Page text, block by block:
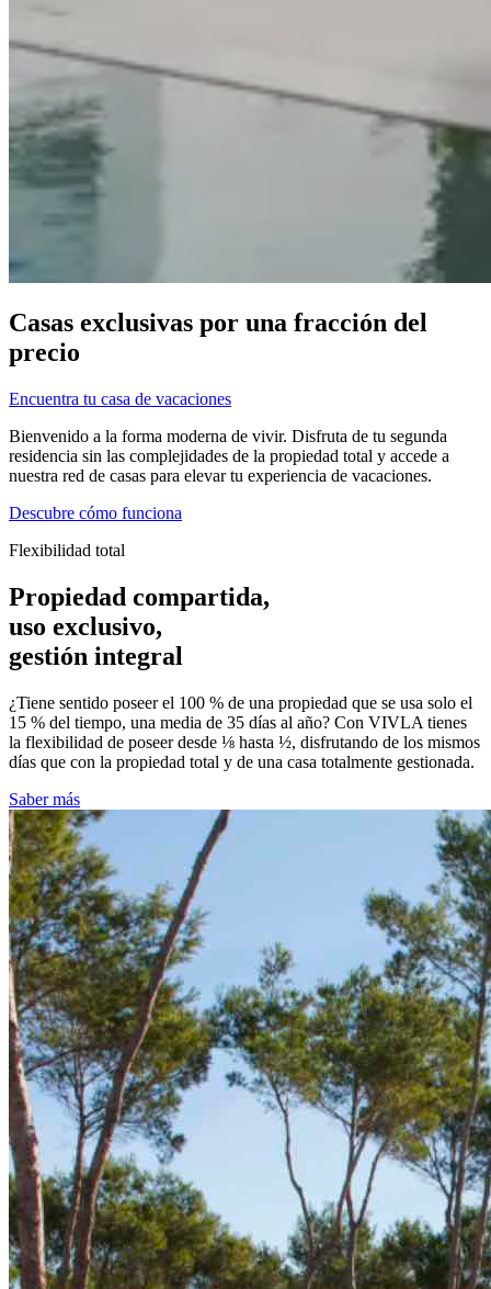
Casas exclusivas por una fracción del
precio
Encuentra tu casa de vacaciones
Bienvenido a la forma moderna de vivir. Disfruta de tu segunda
residencia sin las complejidades de la propiedad total y accede a
nuestra red de casas para elevar tu experiencia de vacaciones.
Descubre cómo funciona
Flexibilidad total
Propiedad compartida,
uso exclusivo,
gestión integral
¿Tiene sentido poseer el 100 % de una propiedad que se usa solo el
15 % del tiempo, una media de 35 días al año? Con VIVLA tienes
la flexibilidad de poseer desde ⅛ hasta ½, disfrutando de los mismos
días que con la propiedad total y de una casa totalmente gestionada.
Saber más